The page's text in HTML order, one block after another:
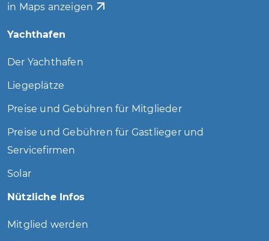
in Maps anzeigen
Yachthafen
Der Yachthafen
Liegeplätze
Preise und Gebühren für Mitglieder
Preise und Gebühren für Gastlieger und
Servicefirmen
Solar
Nützliche Infos
Mitglied werden